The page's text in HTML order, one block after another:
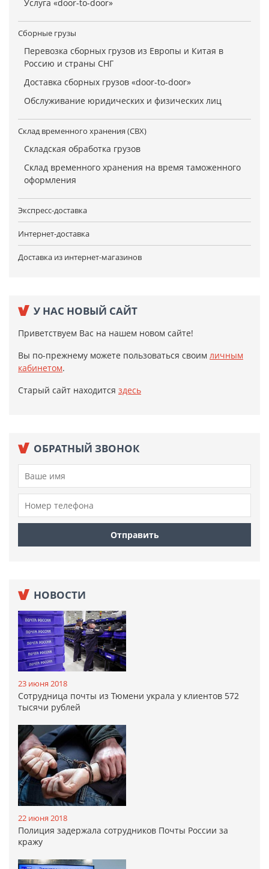
Услуга «door-to-door»
Сборные грузы
Перевозка сборных грузов из Европы и Китая в
Россию и страны СНГ
Доставка сборных грузов «door-to-door»
Обслуживание юридических и физических лиц
Склад временного хранения (СВХ)
Складская обработка грузов
Склад временного хранения на время таможенного
оформления
Экспресс-доставка
Интернет-доставка
Доставка из интернет-магазинов
У НАС НОВЫЙ САЙТ
Приветствуем Вас на нашем новом сайте!
Вы по-прежнему можете пользоваться своим личным
кабинетом.
Старый сайт находится здесь
ОБРАТНЫЙ ЗВОНОК
НОВОСТИ
23 июня 2018
Сотрудница почты из Тюмени украла у клиентов 572
тысячи рублей
22 июня 2018
Полиция задержала сотрудников Почты России за
кражу